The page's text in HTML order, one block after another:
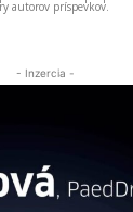
autorov príspevkov.
- Inzercia -